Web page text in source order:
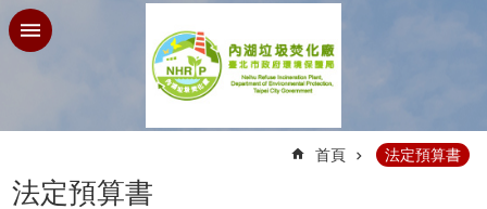
跳到主要內容區塊
首頁 法定預算書
法定預算書